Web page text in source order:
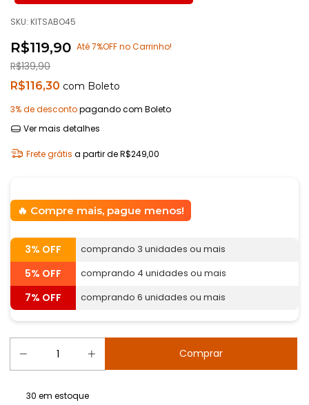
SKU: KITSABO45
R$119,90 Até 7%OFF no Carrinho!
R$139,90
R$116,30 com Boleto
3% de descontopagando com Boleto
Ver mais detalhes
Frete grátis a partir deR$249,00
Compre mais, pague menos!
3% OFF comprando 3 unidades ou mais
5% OFF comprando 4 unidades ou mais
7% OFF comprando 6 unidades ou mais
30 em estoque